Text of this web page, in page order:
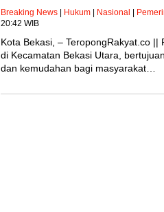
Breaking News | Hukum | Nasional |
20:42 WIB
Kota Bekasi, – TeropongRakyat.co
di Kecamatan Bekasi Utara,
dan kemudahan bagi masyarakat…